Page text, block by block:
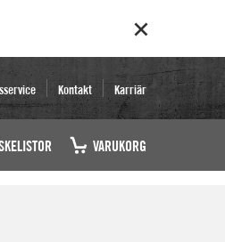
Kontakt Karriär
VARUKORG